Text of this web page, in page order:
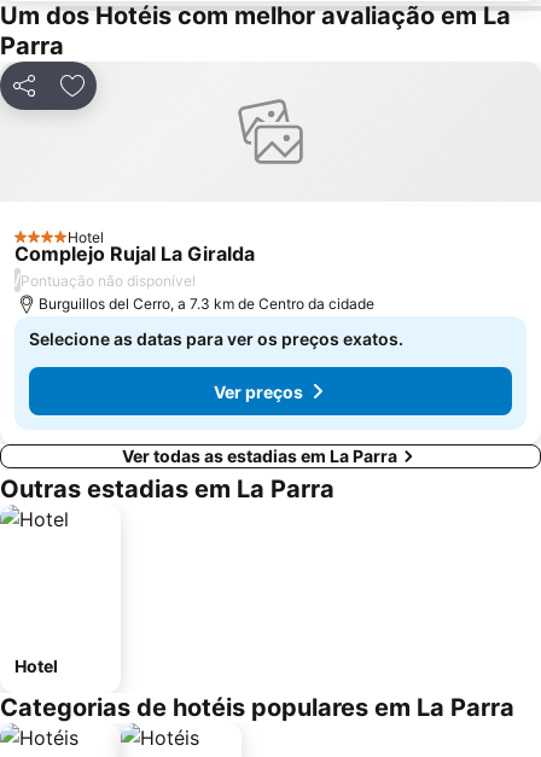
Um dos Hotéis com melhor avaliação em La
Parra
PartilharAdicionar aos favoritos
4 Estrelas
Hotel
Complejo Rujal La Giralda
/Pontuação não disponível
Burguillos del Cerro, a 7.3 km de Centro da cidade
Selecione as datas para ver os preços exatos.
Ver preços
Ver todas as estadias em La Parra
Outras estadias em La Parra
Hotel
Categorias de hotéis populares em La Parra